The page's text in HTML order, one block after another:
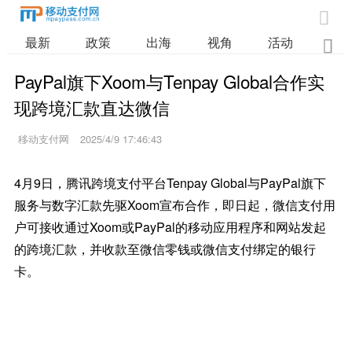

最新 政策 出海 视角 活动 业

PayPal旗下Xoom与Tenpay Global合作实
现跨境汇款直达微信
移动支付网 2025/4/9 17:46:43
4月9日，腾讯跨境支付平台Tenpay Global与PayPal旗下
服务与数字汇款先驱Xoom宣布合作，即日起，微信支付用
户可接收通过Xoom或PayPal的移动应用程序和网站发起
的跨境汇款，并收款至微信零钱或微信支付绑定的银行
卡。